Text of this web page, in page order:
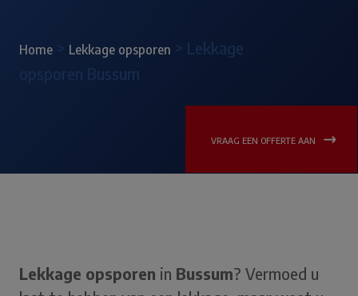
Home Lekkage opsporen > Lekkage
opsporen Bussum
VRAAG EEN OFFERTE AAN
Lekkage opsporen in Bussum? Vermoed u